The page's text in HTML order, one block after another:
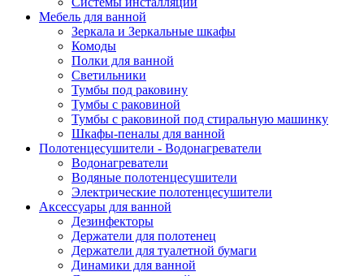
Мебель для ванной
Зеркала и Зеркальные шкафы
Комоды
Полки для ванной
Светильники
Тумбы под раковину
Тумбы с раковиной
Тумбы с раковиной под стиральную машинку
Шкафы-пеналы для ванной
Полотенцесушители - Водонагреватели
Водонагреватели
Водяные полотенцесушители
Электрические полотенцесушители
Аксессуары для ванной
Дезинфекторы
Держатели для полотенец
Держатели для туалетной бумаги
Динамики для ванной